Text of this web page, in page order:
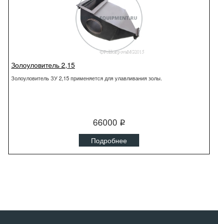
Золоуловитель 2,15
Золоуловитель ЗУ 2,15 применяется для улавливания золы.
66000 q
Подробнее